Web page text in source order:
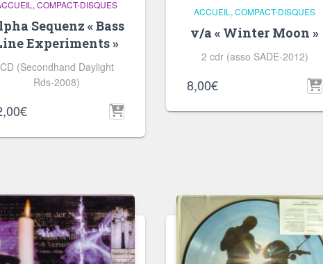
COMPACT-DISQUES
Sequenz « Bass
Experiments »
CD (Secondhand Daylight
Rds-2008)
€
ACCUEIL COMPACT-DISQUES
v/a « Winter Moon »
2 cdr (asso SADE-2012)
8,00€